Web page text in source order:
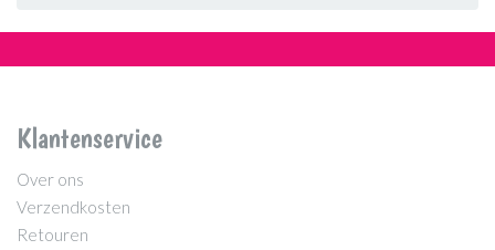
Klantenservice
Over ons
Verzendkosten
Retouren